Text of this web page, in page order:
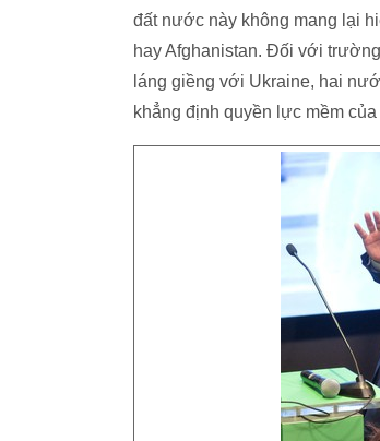
đất nước này không mang lại
hay Afghanistan. Đối với
láng giềng với Ukraine, hai
khẳng định quyền lực mềm